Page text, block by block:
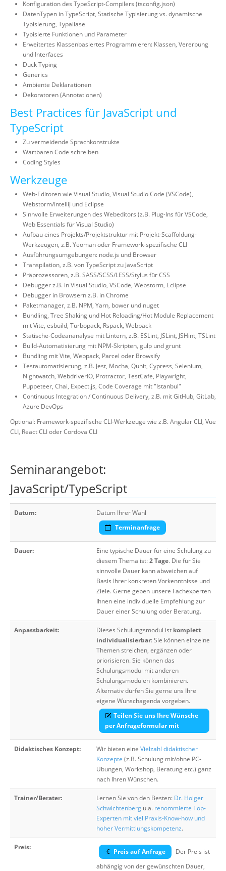
Konfiguration des TypeScript-Compilers (tsconfig.json)
DatenTypen in TypeScript, Statische Typisierung vs. dynamische
Typisierung, Typaliase
Typisierte Funktionen und Parameter
Erweitertes Klassenbasiertes Programmieren: Klassen, Vererbung
und Interfaces
Duck Typing
Generics
Ambiente Deklarationen
Dekoratoren (Annotationen)
Best Practices für JavaScript und
TypeScript
Zu vermeidende Sprachkonstrukte
Wartbaren Code schreiben
Coding Styles
Werkzeuge
Web-Editoren wie Visual Studio, Visual Studio Code (VSCode),
Webstorm/IntelliJ und Eclipse
Sinnvolle Erweiterungen des Webeditors (z.B. Plug-Ins für VSCode,
Web Essentials für Visual Studio)
Aufbau eines Projekts/Projektstruktur mit Projekt-Scaffoldung-
Werkzeugen, z.B. Yeoman oder Framework-spezifische CLI
Ausführungsumgebungen: node.js und Browser
Transpilation, z.B. von TypeScript zu JavaScript
Präprozessoren, z.B. SASS/SCSS/LESS/Stylus für CSS
Debugger z.B. in Visual Studio, VSCode, Webstorm, Eclipse
Debugger in Browsern z.B. in Chrome
Paketmanager, z.B. NPM, Yarn, bower und nuget
Bundling, Tree Shaking und Hot Reloading/Hot Module Replacement
mit Vite, esbuild, Turbopack, Rspack, Webpack
Statische-Codeananalyse mit Lintern, z.B. ESLint, JSLint, JSHint, TSLint
Build-Automatisierung mit NPM-Skripten, gulp und grunt
Bundling mit Vite, Webpack, Parcel oder Browsify
Testautomatisierung, z.B. Jest, Mocha, Qunit, Cypress, Selenium,
Nightwatch, WebdriverIO, Protractor, TestCafe, Playwright,
Puppeteer, Chai, Expect.js, Code Coverage mit "Istanbul"
Continuous Integration / Continuous Delivery, z.B. mit GitHub, GitLab,
Azure DevOps
Optional: Framework-spezifische CLI-Werkzeuge wie z.B. Angular CLI, Vue
CLI, React CLI oder Cordova CLI
Seminarangebot:
JavaScript/TypeScript
Datum:
Datum Ihrer Wahl
Terminanfrage
Dauer:
Eine typische Dauer für eine Schulung zu
diesem Thema ist:2 Tage. Die für Sie
sinnvolle Dauer kann abweichen auf
Basis Ihrer konkreten Vorkenntnisse und
Ziele. Gerne geben unsere Fachexperten
Ihnen eine individuelle Empfehlung zur
Dauer einer Schulung oder Beratung.
Anpassbarkeit: Dieses Schulungsmodul ist komplett
individualisierbar: Sie können einzelne
Themen streichen, ergänzen oder
priorisieren. Sie können das
Schulungsmodul mit anderen
Schulungsmodulen kombinieren.
Alternativ dürfen Sie gerne uns Ihre
eigene Wunschagenda vorgeben.
Teilen Sie uns Ihre Wünsche
per Anfrageformular mit
Didaktisches Konzept: Wir bieten eine Vielzahl didaktischer
Konzepte (z.B. Schulung mit/ohne PC-
Übungen, Workshop, Beratung etc.) ganz
nach Ihren Wünschen.
Trainer/Berater: Lernen Sie von den Besten: Dr. Holger
Schwichtenberg u.a. renommierte Top-
Experten mit viel Praxis-Know-how und
hoher Vermittlungskompetenz.
Preis:
Preis auf Anfrage
Der Preis ist
abhängig von der gewünschten Dauer,